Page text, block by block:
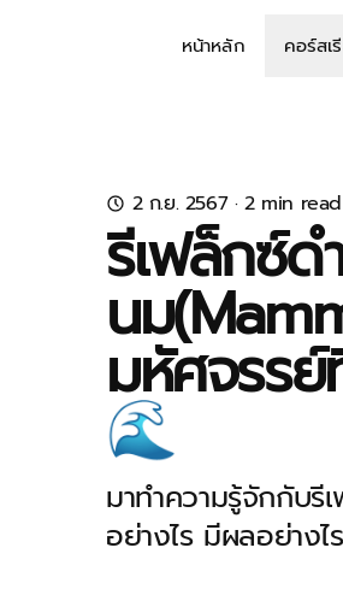
หน้าหลัก คอร์สเ
2 ก.ย. 2567· 2 min read
รีเฟล็กซ์
นม
มหัศจรรย์
🌊
มาทำความรู้จักกับ
อย่างไร มีผลอย่างไ